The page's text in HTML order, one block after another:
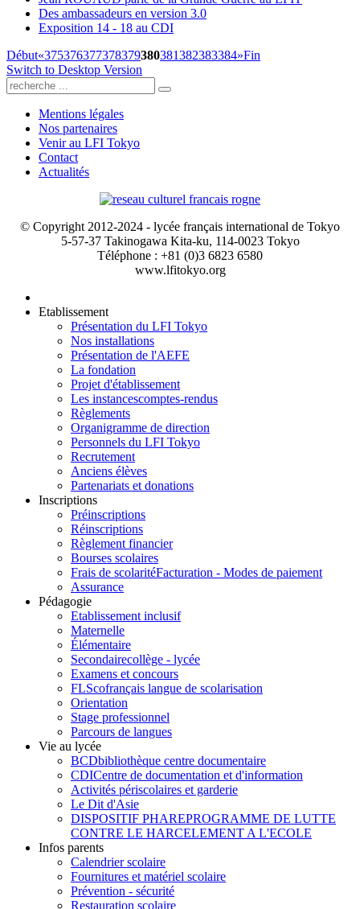
Des ambassadeurs en version 3.0
Exposition 14 - 18 au CDI
Début«375376377378379380381382383384»Fin
Switch to Desktop Version
Mentions légales
Nos partenaires
Venir au LFI Tokyo
Contact
Actualités
© Copyright 2012-2024 - lycée français international de Tokyo
5-57-37 Takinogawa Kita-ku, 114-0023 Tokyo
Téléphone : +81 (0)3 6823 6580
www.lfitokyo.org
Etablissement
Présentation du LFI Tokyo
Nos installations
Présentation de l'AEFE
La fondation
Projet d'établissement
Les instancescomptes-rendus
Règlements
Organigramme de direction
Personnels du LFI Tokyo
Recrutement
Anciens élèves
Partenariats et donations
Inscriptions
Préinscriptions
Réinscriptions
Règlement financier
Bourses scolaires
Frais de scolaritéFacturation - Modes de paiement
Assurance
Pédagogie
Etablissement inclusif
Maternelle
Élémentaire
Secondairecollège - lycée
Examens et concours
FLScofrançais langue de scolarisation
Orientation
Stage professionnel
Parcours de langues
Vie au lycée
BCDbibliothèque centre documentaire
CDICentre de documentation et d'information
Activités périscolaires et garderie
Le Dit d'Asie
DISPOSITIF PHAREPROGRAMME DE LUTTE
CONTRE LE HARCELEMENT A L'ECOLE
Infos parents
Calendrier scolaire
Fournitures et matériel scolaire
Prévention - sécurité
Restauration scolaire